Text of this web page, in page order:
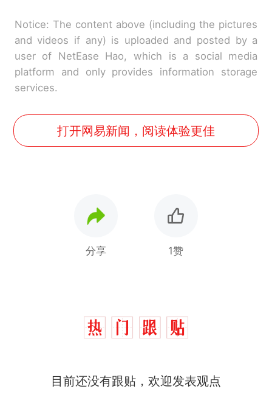
Notice: The content above (including the pictures
and videos if any) is uploaded and posted by a
user of NetEase Hao, which is a social media
platform and only provides information storage
services.
打开网易新闻，阅读体验更佳
分享 1赞
目前还没有跟贴，欢迎发表观点